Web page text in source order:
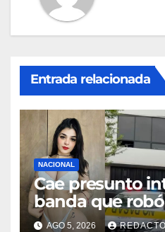
Entrada relacionada
NACIONAL
Cae presunto
banda que
Karely Ruiz
AGO 5, 2026